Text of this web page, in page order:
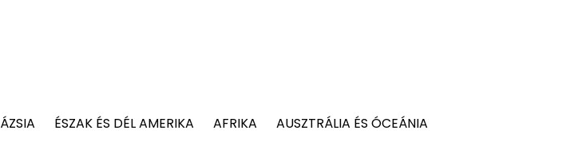
ÁZSIA ÉSZAK ÉS DÉL AMERIKA AFRIKA
AUSZTRÁLIA ÉS ÓCEÁNIA